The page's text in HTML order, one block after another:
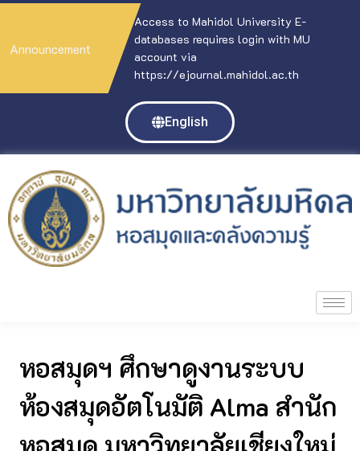
Announcement
Access to Mahidol University E-
databases requires login with MU
account via
https://ejournal.mahidol.ac.th
English
หอสมุดฯ ศึกษาดูงานระบบ
ห้องสมุดอัตโนมัติ Alma สำนัก